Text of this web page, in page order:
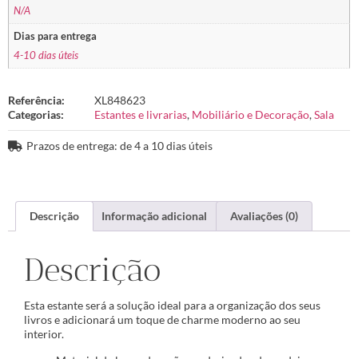
N/A
Dias para entrega
4-10 dias úteis
Referência:
XL848623
Categorias:
Estantes e livrarias, Mobiliário e Decoração,Sala
Prazos de entrega: de 4 a 10 dias úteis
Descrição Informação adicional Avaliações (0)
Descrição
Esta estante será a solução ideal para a organização dos seus
livros e adicionará um toque de charme moderno ao seu
interior.